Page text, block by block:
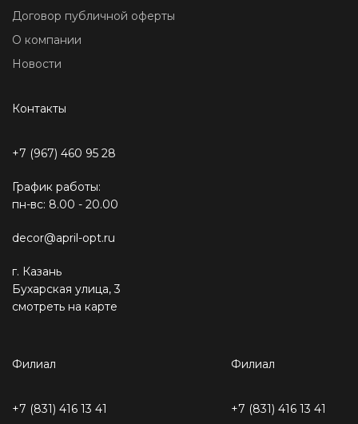
Договор публичной оферты
О компании
Новости
Контакты
+7 (967) 460 95 28
График работы:
пн-вс: 8.00 - 20.00
decor@april-opt.ru
г. Казань
Бухарская улица, 3
смотреть на карте
Филиал
+7 (831) 416 13 41
Филиал
+7 (831) 416 13 41